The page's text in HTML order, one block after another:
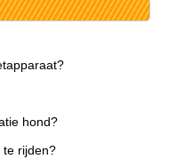
hond?
te rijden?